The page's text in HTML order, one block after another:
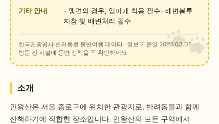
기타 안내
- 맹견의 경우, 입마개 착용 필수- 배변봉투
지참 및 배변처리 필수
한국관광공사 반려동물 동반여행 데이터 · 정보 기준일 2026.03.05
방문 전 시설에 동반 정책을 꼭 확인하세요
소개
인왕산은 서울 종로구에 위치한 관광지로, 반려동물과 함께
산책하기에 적합한 장소입니다. 인왕산의 모든 구역에서